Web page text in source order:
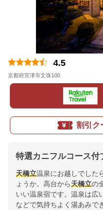
4.5
京都府宮津市文珠100
割引ク
特選カニフルコース付
天橋立温泉にお越しでした
ょうか。高台から天橋立の
いい温泉宿です。温泉は広
などで気持ちよく湯あみで